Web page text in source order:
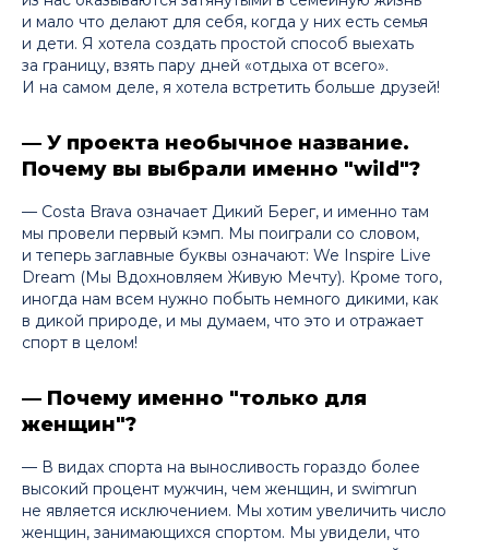
и мало что делают для себя, когда у них есть семья
и дети. Я хотела создать простой способ выехать
за границу, взять пару дней «отдыха от всего».
И на самом деле, я хотела встретить больше друзей!
— У проекта необычное название.
Почему вы выбрали именно "wild"?
— Costa Brava означает Дикий Берег, и именно там
мы провели первый кэмп. Мы поиграли со словом,
и теперь заглавные буквы означают: We Inspire Live
Dream (Мы Вдохновляем Живую Мечту). Кроме того,
иногда нам всем нужно побыть немного дикими, как
в дикой природе, и мы думаем, что это и отражает
спорт в целом!
— Почему именно "только для
женщин"?
— В видах спорта на выносливость гораздо более
высокий процент мужчин, чем женщин, и swimrun
не является исключением. Мы хотим увеличить число
женщин, занимающихся спортом. Мы увидели, что